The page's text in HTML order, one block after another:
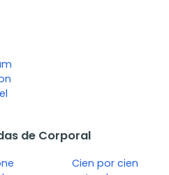
de Corporal
Cien por cien